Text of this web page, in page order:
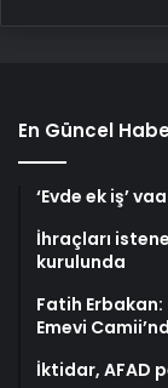
En Güncel
‘Evde ek iş’
İhraçları
kurulunda
Fatih Erbakan:
Emevi
İktidar, AFAD